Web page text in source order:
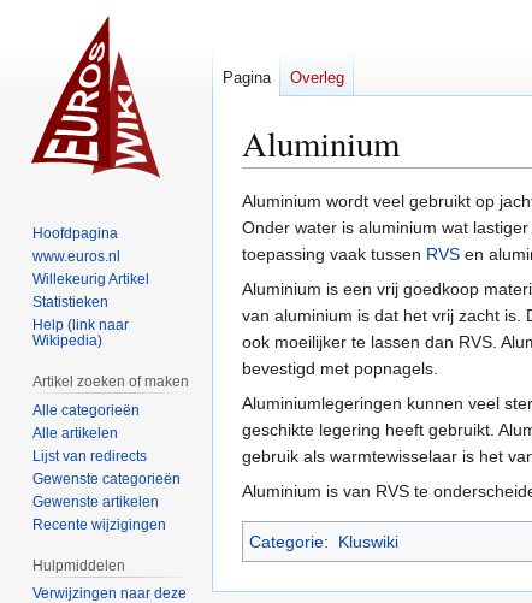
Aluminium
Naar
navigatie
springen
Naar
zoeken
springen
Aluminium wordt veel gebruikt op
Onder water is aluminium wat
toepassing vaak tussen RVS en
Aluminium is een vrij goedkoop
van aluminium is dat het vrij zacht is.
ook moeilijker te lassen dan RVS.
bevestigd met popnagels.
Aluminiumlegeringen kunnen veel
geschikte legering heeft gebruikt.
gebruik als warmtewisselaar is het
Aluminium is van RVS te
Categorie: Kluswiki
Pagina Overleg
Hoofdpagina
www.euros.nl
Willekeurig Artikel
Statistieken
Help (link naar
Wikipedia)
Artikel zoeken of maken
Alle categorieën
Alle artikelen
Lijst van redirects
Gewenste categorieën
Gewenste artikelen
Recente wijzigingen
Hulpmiddelen
Verwijzingen naar deze